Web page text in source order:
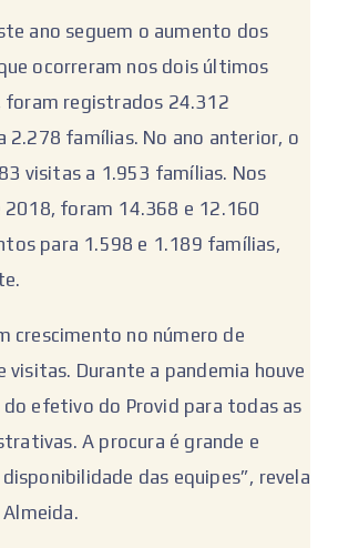
ano seguem o aumento dos
ocorreram nos dois últimos
foram registrados 24.312
2.278 famílias. No ano anterior, o
visitas a 1.953 famílias. Nos
2018, foram 14.368 e 12.160
para 1.598 e 1.189 famílias,
crescimento no número de
visitas. Durante a pandemia houve
do efetivo do Provid para todas as
A procura é grande e
das equipes”, revela